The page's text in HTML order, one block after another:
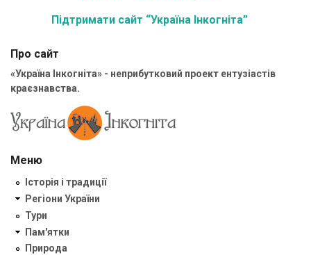
Підтримати сайт “Україна Інкогніта”
Про сайт
«Україна Інкогніта» - неприбутковий проект ентузіастів
краєзнавства.
Меню
Історія і традиції
Регіони України
Тури
Пам'ятки
Природа